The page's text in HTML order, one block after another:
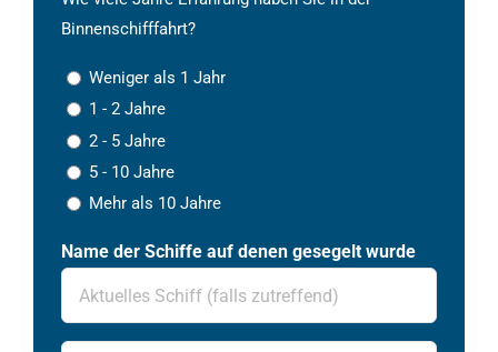
Binnenschifffahrt?
Weniger als 1 Jahr
1 - 2 Jahre
2 - 5 Jahre
5 - 10 Jahre
Mehr als 10 Jahre
Name der Schiffe auf denen gesegelt wurde